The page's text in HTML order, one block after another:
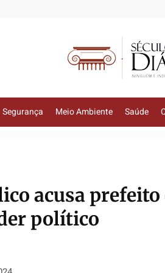
Segurança Meio Ambiente Saúde
acusa
político